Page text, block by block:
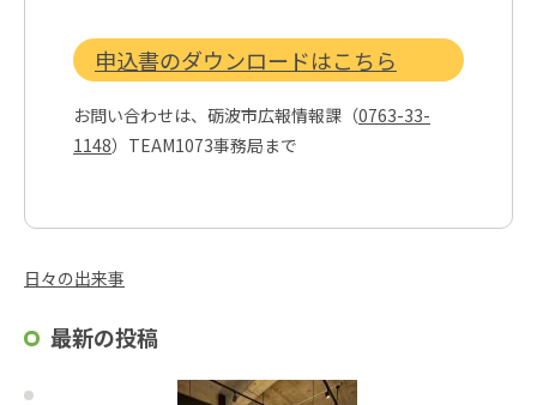
申込書のダウンロードはこちら
お問い合わせは、砺波市広報情報課（0763-33-
1148）TEAM1073事務局まで
日々の出来事
最新の投稿